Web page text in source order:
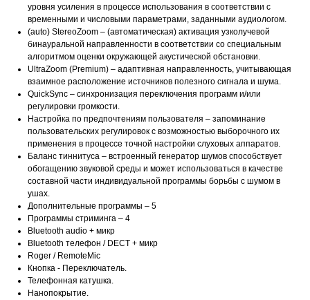
уровня усиления в процессе использования в соответствии с
временными и числовыми параметрами, заданными аудиологом.
(auto) StereoZoom – (автоматическая) активация узколучевой
бинауральной направленности в соответствии со специальным
алгоритмом оценки окружающей акустической обстановки.
UltraZoom (Premium) – адаптивная направленность, учитывающая
взаимное расположение источников полезного сигнала и шума.
QuickSync – синхронизация переключения программ и/или
регулировки громкости.
Настройка по предпочтениям пользователя – запоминание
пользовательских регулировок с возможностью выборочного их
применения в процессе точной настройки слуховых аппаратов.
Баланс тиннитуса – встроенный генератор шумов способствует
обогащению звуковой среды и может использоваться в качестве
составной части индивидуальной программы борьбы с шумом в
ушах.
Дополнительные программы – 5
Программы стриминга – 4
Bluetooth audio + микр
Bluetooth телефон / DECT + микр
Roger / RemoteMic
Кнопка - Переключатель.
Телефонная катушка.
Нанопокрытие.